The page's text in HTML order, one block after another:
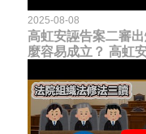
2025-08-08
高虹安誣告案二審
麼容易成立？ 高虹